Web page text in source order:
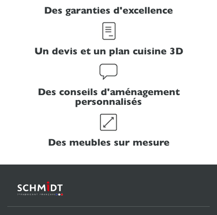
Des garanties d'excellence
Un devis et un plan cuisine 3D
Des conseils d'aménagement
personnalisés
Des meubles sur mesure